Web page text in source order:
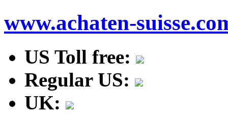
www.achaten-
US Toll free:
Regular US:
UK: